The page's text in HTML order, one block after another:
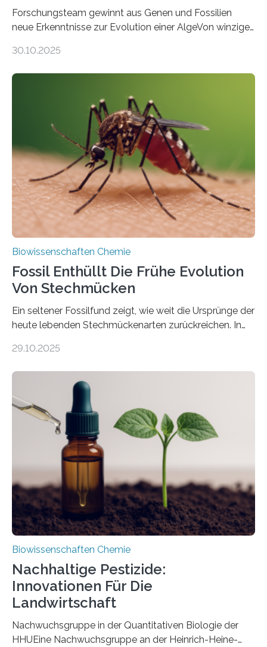
Forschungsteam gewinnt aus Genen und Fossilien
neue Erkenntnisse zur Evolution einer AlgeVon winzigen
Landpflanzen zählen zu den komplexesten
Grünalgen, die vor Hunderten von Millionen Jahren
lebten. Unter den Vorfahren sticht eine Gruppe heraus,
die noch heute in der Natur vorkommt: die
Süßwasseralge Coleochaetophyceae. Einige Arten
dieser Gruppe bilden aus Zellfäden dichte Geflechte
mit scheibenförmiger Gestalt. Was auffällig ist: Die
nächsten…
30.10.2025
Biowissenschaften Chemie
Fossil Enthüllt Die Frühe Evolution
Von Stechmücken
Ein seltener Fossilfund zeigt, wie weit die Ursprünge der
heute lebenden Stechmückenarten zurückreichen. In
Forschende die bisher älteste bekannte Stechmücken-
Region Kachin in Myanmar und hat sich in
ausgezeichnetem Zustand erhalten. Es konnte als neue
Art einer neuen Gattung beschrieben werden und trägt
nun den Namen Cretosabethes primaevus. Dieser erste
fossile Nachweis einer Stechmückenlarve in Bernstein
stellt gleichzeitig den ersten Fossilfund einer
Mückenlarve aus dem Mesozoikum dar, denn…
29.10.2025
Biowissenschaften Chemie
Nachhaltige Pestizide:
Innovationen Für Die
Landwirtschaft
Nachwuchsgruppe in der Quantitativen Biologie der
HHUEine Nachwuchsgruppe an der Heinrich-Heine-